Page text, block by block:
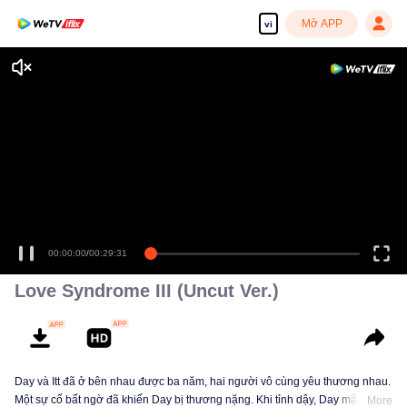
vi Mở APP
00:00:00/00:29:31
Love Syndrome III (Uncut Ver.)
Day và Itt đã ở bên nhau được ba năm, hai người vô cùng yêu thương nhau.
Một sự cố bất ngờ đã khiến Day bị thương nặng. Khi tỉnh dậy, Day mất hết ký
More